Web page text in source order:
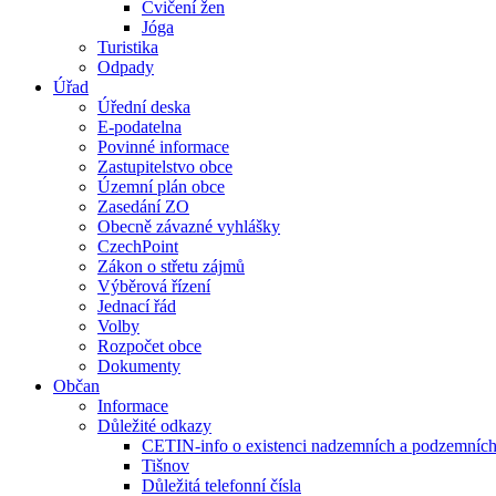
Cvičení žen
Jóga
Turistika
Odpady
Úřad
Úřední deska
E-podatelna
Povinné informace
Zastupitelstvo obce
Územní plán obce
Zasedání ZO
Obecně závazné vyhlášky
CzechPoint
Zákon o střetu zájmů
Výběrová řízení
Jednací řád
Volby
Rozpočet obce
Dokumenty
Občan
Informace
Důležité odkazy
CETIN-info o existenci nadzemních a
Tišnov
Důležitá telefonní čísla